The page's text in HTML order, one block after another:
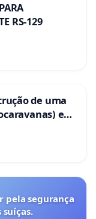
RS-129
de uma
em
pela segurança